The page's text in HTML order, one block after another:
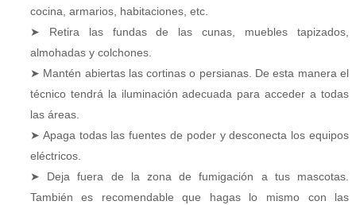
cocina, armarios, habitaciones, etc.
➤ Retira las fundas de las cunas, muebles tapizados,
almohadas y colchones.
➤ Mantén abiertas las cortinas o persianas. De esta manera el
técnico tendrá la iluminación adecuada para acceder a todas
las áreas.
➤ Apaga todas las fuentes de poder y desconecta los equipos
eléctricos.
➤ Deja fuera de la zona de fumigación a tus mascotas.
También es recomendable que hagas lo mismo con las